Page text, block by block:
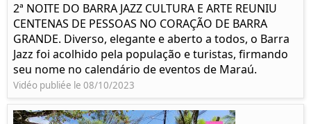
2ª NOITE DO BARRA JAZZ CULTURA E ARTE REUNIU
CENTENAS DE PESSOAS NO CORAÇÃO DE BARRA
GRANDE. Diverso, elegante e aberto a todos, o Barra
Jazz foi acolhido pela população e turistas, firmando
seu nome no calendário de eventos de Maraú.
Vidéo publiée le 08/10/2023